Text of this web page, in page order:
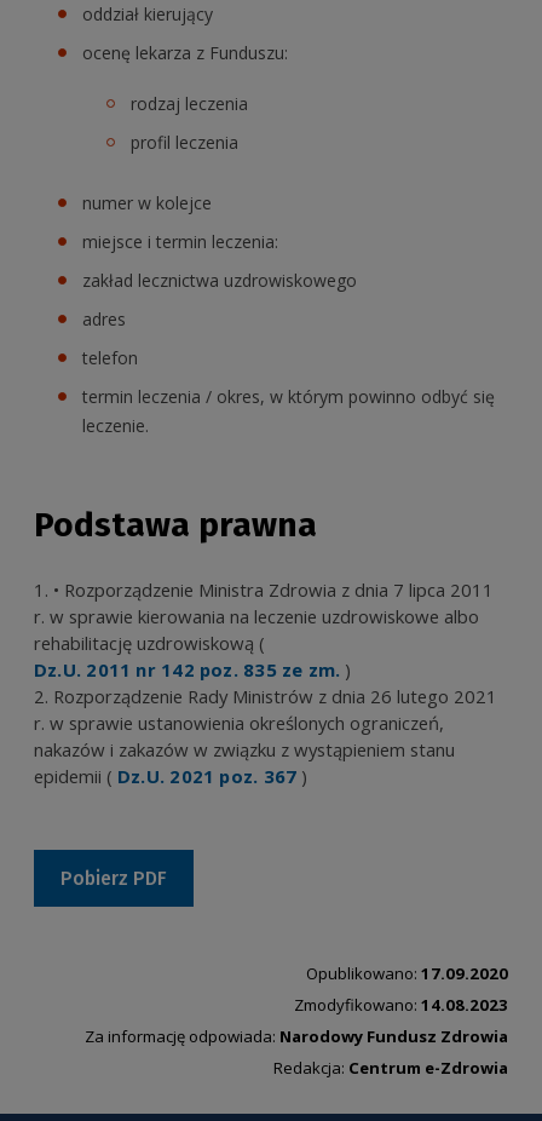
oddział kierujący
ocenę lekarza z Funduszu:
rodzaj leczenia
profil leczenia
numer w kolejce
miejsce i termin leczenia:
zakład lecznictwa uzdrowiskowego
adres
telefon
termin leczenia / okres, w którym powinno odbyć się
leczenie.
Podstawa prawna
• Rozporządzenie Ministra Zdrowia z dnia 7 lipca 2011
r. w sprawie kierowania na leczenie uzdrowiskowe albo
rehabilitację uzdrowiskową (
Dz.U. 2011 nr 142 poz. 835 ze zm. )
Rozporządzenie Rady Ministrów z dnia 26 lutego 2021
r. w sprawie ustanowienia określonych ograniczeń,
nakazów i zakazów w związku z wystąpieniem stanu
epidemii ( Dz.U. 2021 poz. 367 )
Pobierz PDF
Opublikowano: 17.09.2020
Zmodyfikowano: 14.08.2023
Za informację odpowiada: Narodowy Fundusz Zdrowia
Redakcja: Centrum e-Zdrowia